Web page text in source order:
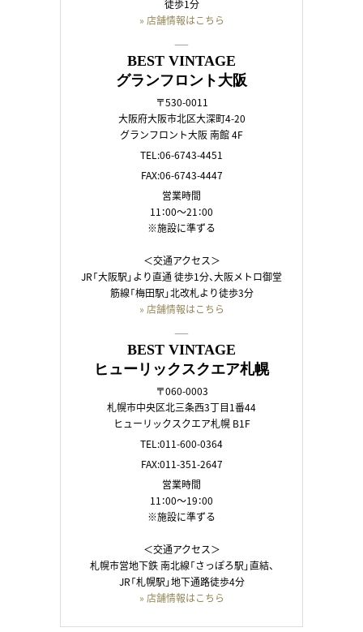
徒歩1分
» 店舗情報はこちら
――
BEST VINTAGE
グランフロント大阪
〒530-0011
大阪府大阪市北区大深町4-20
グランフロント大阪 南館 4F
TEL:06-6743-4451
FAX:06-6743-4447
営業時間
11：00～21：00
※施設に準ずる
＜交通アクセス＞
JR「大阪駅」より直通 徒歩1分、大阪メトロ御堂
筋線「梅田駅」北改札より徒歩3分
» 店舗情報はこちら
――
BEST VINTAGE
ヒューリックスクエア札幌
〒060-0003
札幌市中央区北三条西3丁目1番44
ヒューリックスクエア札幌 B1F
TEL:011-600-0364
FAX:011-351-2647
営業時間
11：00～19：00
※施設に準ずる
＜交通アクセス＞
札幌市営地下鉄 南北線「さっぽろ駅」直結、
JR「札幌駅」地下通路徒歩4分
» 店舗情報はこちら